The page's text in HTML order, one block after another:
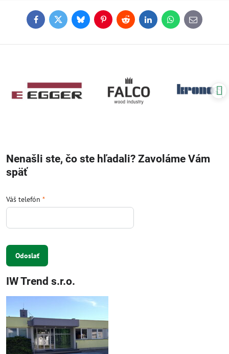
FacebookTwitterBlueskyPinterestReddit LinkedInWhatsApp
E-
mail
Nenašli ste, čo ste hľadali? Zavoláme Vám
späť
Váš telefón *
Odoslať
IW Trend s.r.o.